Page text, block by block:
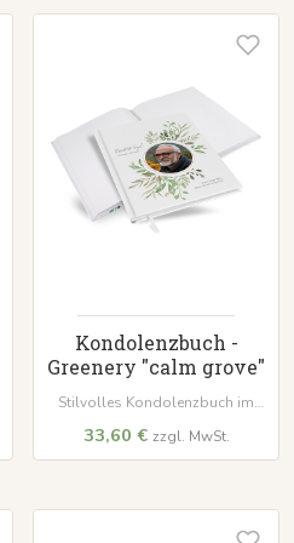
Beileids.
Kondolenzbuch -
Greenery "calm grove"
Stilvolles Kondolenzbuch im
wattiertem Hardcover-Einband
und 100 Seiten aus
Erinnerungen.
33,60 € zzgl. MwSt.